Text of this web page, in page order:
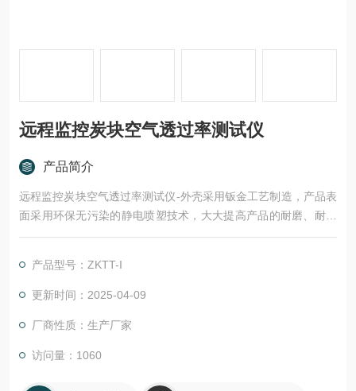
远程监控炭块空气透过率测试仪
产品简介
远程监控炭块空气透过率测试仪-外壳采用钣金工艺制造，产品表
面采用环保无污染的静电喷塑技术，大大提高产品的耐磨、耐腐
蚀性能。该仪器所用真空泵、传感器及其控制元件均严格测试，
C）控制，实验过程和数据全智能化处理；通过软件可实现远程
监控和数据分析。便捷的人机交互界面、高精度，智能化的测量
产品型号：ZKTT-I
更新时间：2025-04-09
厂商性质：生产厂家
访问量：1060